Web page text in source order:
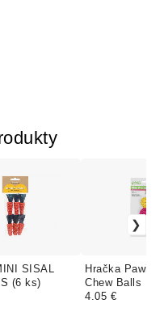
SISAL
(6 ks)
Hračka
Chew Balls
4.05 €